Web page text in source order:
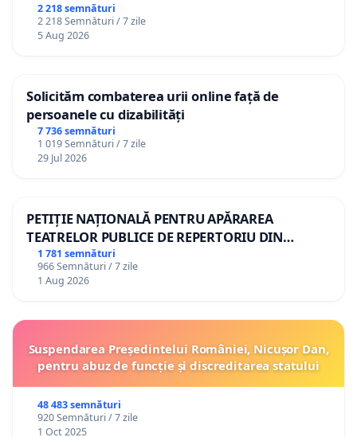
2 218 semnături
2 218 Semnături / 7 zile
5 Aug 2026
Solicităm combaterea urii online față de
persoanele cu dizabilități
7 736 semnături
1 019 Semnături / 7 zile
29 Jul 2026
PETIȚIE NAȚIONALĂ PENTRU APĂRAREA
TEATRELOR PUBLICE DE REPERTORIU DIN
ROMÂNIA
1 781 semnături
966 Semnături / 7 zile
1 Aug 2026
Suspendarea Președintelui României, Nicușor Dan,
pentru abuz de funcție și discreditarea statului
48 483 semnături
920 Semnături / 7 zile
1 Oct 2025